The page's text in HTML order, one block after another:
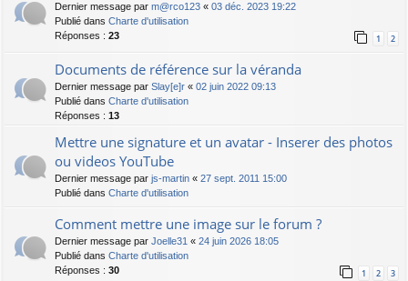
Dernier message par m@rco123 « 03 déc. 2023 19:22
Publié dans Charte d'utilisation
Réponses : 23 1 2
Documents de référence sur la véranda
Dernier message par Slay[e]r « 02 juin 2022 09:13
Publié dans Charte d'utilisation
Réponses : 13
Mettre une signature et un avatar - Inserer des photos
ou videos YouTube
Dernier message par js-martin « 27 sept. 2011 15:00
Publié dans Charte d'utilisation
Comment mettre une image sur le forum ?
Dernier message par Joelle31 « 24 juin 2026 18:05
Publié dans Charte d'utilisation
Réponses : 30 1 2 3